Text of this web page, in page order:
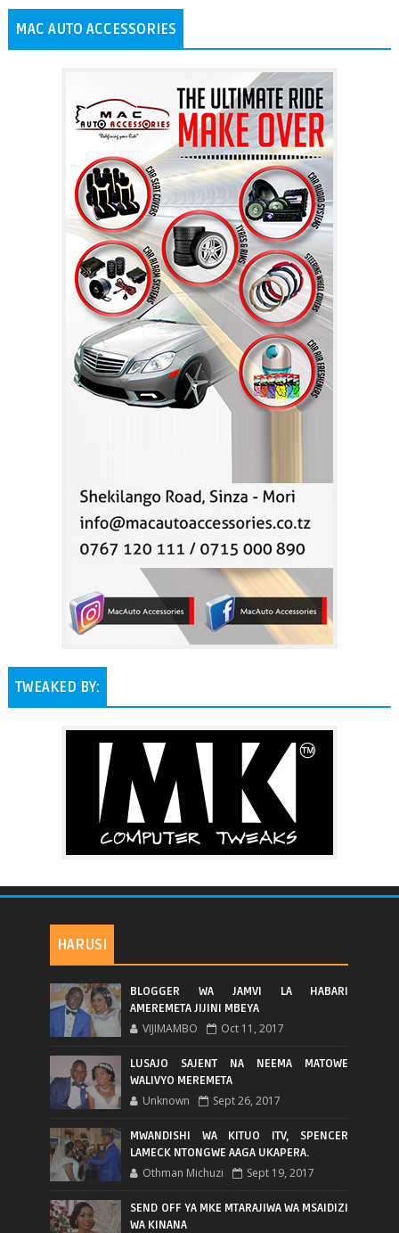
MAC AUTO ACCESSORIES
TWEAKED BY:
HARUSI
BLOGGER WA JAMVI LA HABARI
AMEREMETA JIJINI MBEYA
VIJIMAMBO Oct 11, 2017
LUSAJO SAJENT NA NEEMA MATOWE
WALIVYO MEREMETA
Unknown Sept 26, 2017
MWANDISHI WA KITUO ITV, SPENCER
LAMECK NTONGWE AAGA UKAPERA.
Othman Michuzi Sept 19, 2017
SEND OFF YA MKE MTARAJIWA WA MSAIDIZI
WA KINANA